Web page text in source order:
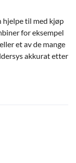
hjelpe til med kjøp
for eksempel
et av de mange
akkurat etter